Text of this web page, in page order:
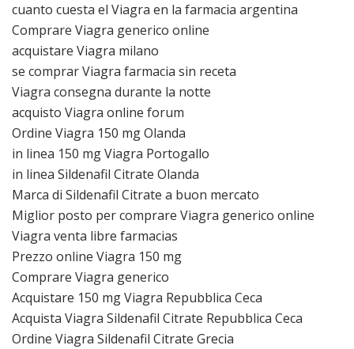
cuanto cuesta el Viagra en la farmacia argentina
Comprare Viagra generico online
acquistare Viagra milano
se comprar Viagra farmacia sin receta
Viagra consegna durante la notte
acquisto Viagra online forum
Ordine Viagra 150 mg Olanda
in linea 150 mg Viagra Portogallo
in linea Sildenafil Citrate Olanda
Marca di Sildenafil Citrate a buon mercato
Miglior posto per comprare Viagra generico online
Viagra venta libre farmacias
Prezzo online Viagra 150 mg
Comprare Viagra generico
Acquistare 150 mg Viagra Repubblica Ceca
Acquista Viagra Sildenafil Citrate Repubblica Ceca
Ordine Viagra Sildenafil Citrate Grecia